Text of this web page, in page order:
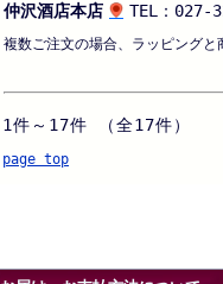
仲沢酒店本店 TEL：027-
複数ご注文の場合、ラッピングと
1件～17件 （全17件）
page top